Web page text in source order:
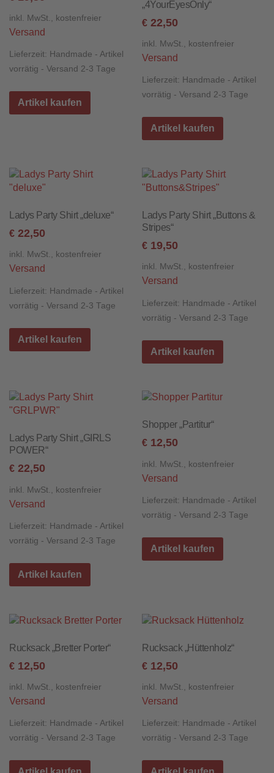
inkl. MwSt., kostenfreier
Versand
Lieferzeit: Handmade - Artikel
vorrätig - Versand 2-3 Tage
Artikel kaufen
„4YourEyesOnly“
€ 22,50
inkl. MwSt., kostenfreier
Versand
Lieferzeit: Handmade - Artikel
vorrätig - Versand 2-3 Tage
Artikel kaufen
Ladys Party Shirt „deluxe“
€ 22,50
inkl. MwSt., kostenfreier
Versand
Lieferzeit: Handmade - Artikel
vorrätig - Versand 2-3 Tage
Artikel kaufen
Ladys Party Shirt „Buttons &
Stripes“
€ 19,50
inkl. MwSt., kostenfreier
Versand
Lieferzeit: Handmade - Artikel
vorrätig - Versand 2-3 Tage
Artikel kaufen
Ladys Party Shirt „GIRLS
POWER“
€ 22,50
inkl. MwSt., kostenfreier
Versand
Lieferzeit: Handmade - Artikel
vorrätig - Versand 2-3 Tage
Artikel kaufen
Shopper „Partitur“
€ 12,50
inkl. MwSt., kostenfreier
Versand
Lieferzeit: Handmade - Artikel
vorrätig - Versand 2-3 Tage
Artikel kaufen
Rucksack „Bretter Porter“
€ 12,50
inkl. MwSt., kostenfreier
Versand
Lieferzeit: Handmade - Artikel
vorrätig - Versand 2-3 Tage
Rucksack „Hüttenholz“
€ 12,50
inkl. MwSt., kostenfreier
Versand
Lieferzeit: Handmade - Artikel
vorrätig - Versand 2-3 Tage